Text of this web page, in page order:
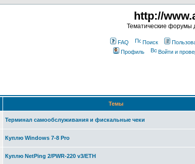
http://
Тематические форумы
FAQ Поиск
Профиль
Войти и
Темы
Терминал самообслуживания и фискальные чеки
Куплю Windows 7-8 Pro
Куплю NetPing 2/PWR-220 v3/ETH